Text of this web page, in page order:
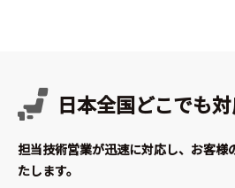
日本全国どこでも対
担当技術営業が迅速に対応し、お客様
たします。